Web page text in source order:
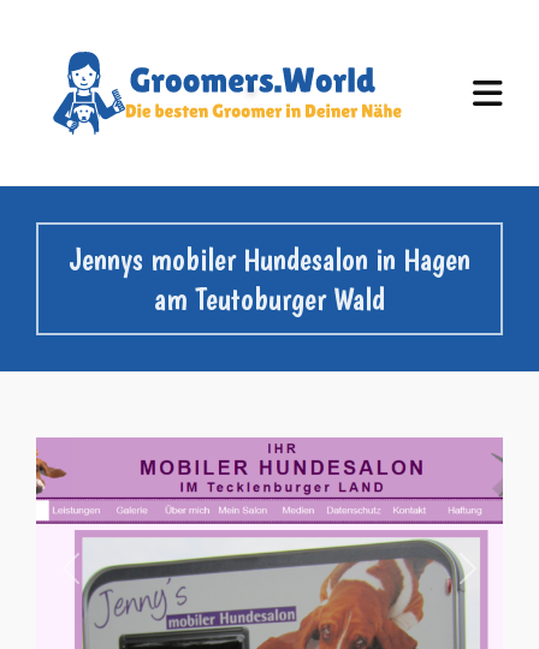
Jennys mobiler Hundesalon in Hagen
am Teutoburger Wald
Vorheriges